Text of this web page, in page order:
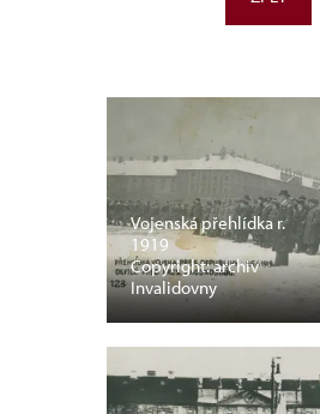
Vojenská přehlídka r.
1919
Copyright: archiv
Invalidovny